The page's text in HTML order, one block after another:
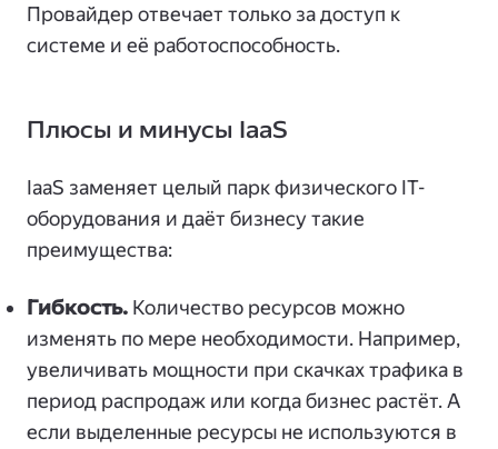
Провайдер отвечает только за доступ к
системе и её работоспособность.
Плюсы и минусы IaaS
IaaS заменяет целый парк физического IT-
оборудования и даёт бизнесу такие
преимущества:
Гибкость. Количество ресурсов можно
изменять по мере необходимости. Например,
увеличивать мощности при скачках трафика в
период распродаж или когда бизнес растёт. А
если выделенные ресурсы не используются в